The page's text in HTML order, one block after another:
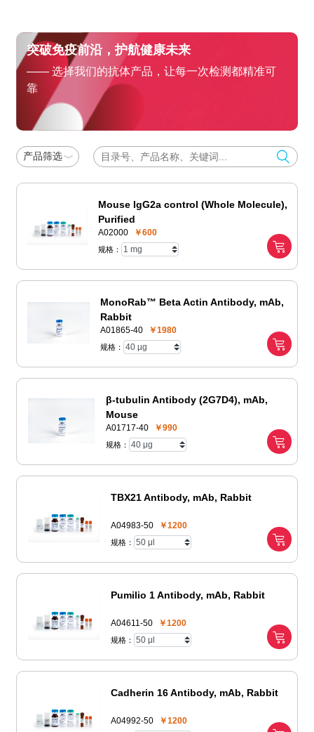
突破免疫前沿，护航健康未来
—— 选择我们的抗体产品，让每一次检测都精准可
靠
产品筛选
Mouse IgG2a control (Whole Molecule),
Purified
A02000 ￥600
规格：
MonoRab™ Beta Actin Antibody, mAb,
Rabbit
A01865-40 ￥1980
规格：
β-tubulin Antibody (2G7D4), mAb,
Mouse
A01717-40 ￥990
规格：
TBX21 Antibody, mAb, Rabbit
A04983-50 ￥1200
规格：
Pumilio 1 Antibody, mAb, Rabbit
A04611-50 ￥1200
规格：
Cadherin 16 Antibody, mAb, Rabbit
A04992-50 ￥1200